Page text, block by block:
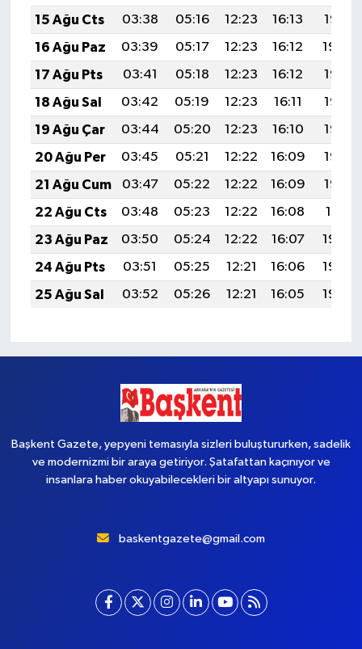
15 Ağu Cts
03:38 05:16 12:23 16:13
19:21
16 Ağu Paz
03:39 05:17 12:23 16:12
19:20
17 Ağu Pts
03:41 05:18 12:23 16:12
19:18
18 Ağu Sal
03:42 05:19 12:23 16:11
19:17
19 Ağu Çar
03:44 05:20 12:23 16:10
19:15
20 Ağu Per
03:45 05:21 12:22 16:09
19:14
21 Ağu Cum
03:47 05:22 12:22 16:09
19:12
22 Ağu Cts
03:48 05:23 12:22 16:08
19:11
23 Ağu Paz
03:50 05:24 12:22 16:07
19:09
24 Ağu Pts
03:51 05:25 12:21 16:06
19:08
25 Ağu Sal
03:52 05:26 12:21 16:05 19:06
Başkent Gazete, yepyeni temasıyla sizleri buluştururken, sadelik
ve modernizmi bir araya getiriyor. Şatafattan kaçınıyor ve
insanlara haber okuyabilecekleri bir altyapı sunuyor.
baskentgazete@gmail.com